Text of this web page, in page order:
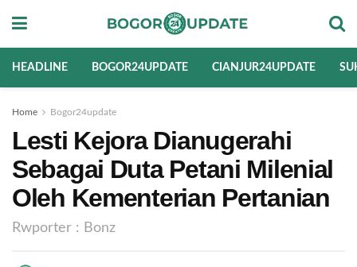
HEADLINE BOGOR24UPDATE CIANJUR24UPDATE
Home Bogor24update
Lesti Kejora Dianugerahi
Sebagai Duta Petani Milenial
Oleh Kementerian Pertanian
Rwporter : Bonz